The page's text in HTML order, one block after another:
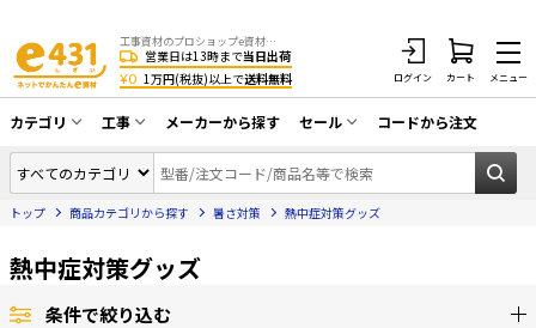
工事資材のプロショップe資材 CATV・アンテナ・防犯・光・LAN・電気・空調工事など
営業日は13時まで当日出荷
¥0 1万円(税抜)以上で送料無料 ログイン カート メニュー
カテゴリ
同軸ケーブル／テレビ用接栓／関連工具
アンテナ・取付金具・ブースター／CATV
配線補助具（モール・結束バンド・テー
プ類 他）
防犯工事関連
工事
CATV・アンテナ工事
光工事・FTTH工事
エアコン・換気扇工事
防犯カメラ工事
メーカーから探す セール
在庫一掃セール
コードから注文
トップ 商品カテゴリから探す 暑さ対策 熱中症対策グッズ
熱中症対策グッズ
条件で絞り込む